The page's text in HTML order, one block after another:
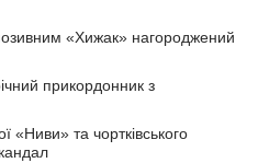
«Хижак» нагороджений
прикордонник з
«Ниви» та чортківського